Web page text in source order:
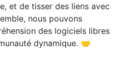
et de tisser des liens avec
nous pouvons
des logiciels libres
dynamique. 🤝